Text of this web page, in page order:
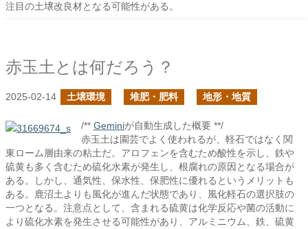
注目の土壌改良材となる可能性がある。
赤玉土とは何だろう？
2025-02-14 土壌環境 堆肥・肥料 地形・地質
/** Geminiが自動生成した概要 **/
赤玉土は園芸でよく使われるが、軽石ではなく関
東ローム層由来の粘土だ。アロフェンを含むため酸性を示し、鉄や
硫黄も多く含むため硫化水素が発生し、根腐れの原因となる場合が
ある。しかし、通気性、保水性、保肥性に優れるというメリットも
ある。鹿沼土よりも風化が進んだ状態であり、風化軽石の選択肢の
一つとなる。注意点として、含まれる硫黄は化学反応や菌の活動に
より硫化水素を発生させる可能性があり、アルミニウム、鉄、硫黄